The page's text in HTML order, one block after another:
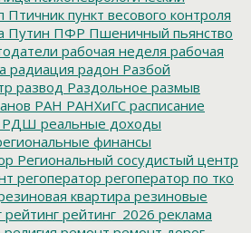
Птичник пункт весового контроля
Путин ПФР Пшеничный пьянство
рабочая неделя рабочая
радиация радон Разбой
развод Раздольное размыв
РАН РАНХиГС расписание
РДШ реальные доходы
финансы
Региональный сосудистый центр
регоператор регоператор по тко
квартира резиновые
рейтинг рейтинг_2026 реклама